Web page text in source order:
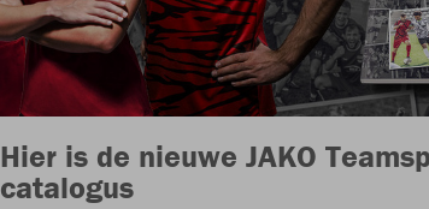
Hier is de nieuwe JAKO
catalogus